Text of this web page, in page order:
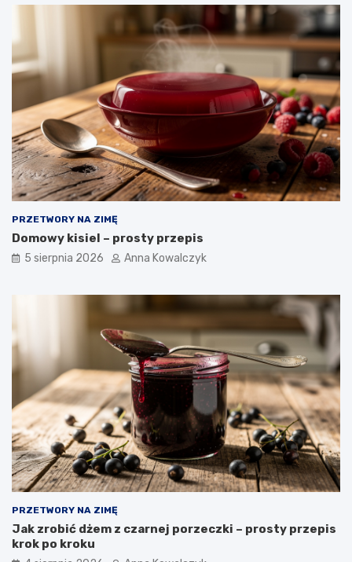
PRZETWORY NA ZIMĘ
Domowy kisiel – prosty przepis
5 sierpnia 2026 Anna Kowalczyk
PRZETWORY NA ZIMĘ
Jak zrobić dżem z czarnej porzeczki – prosty przepis
krok po kroku